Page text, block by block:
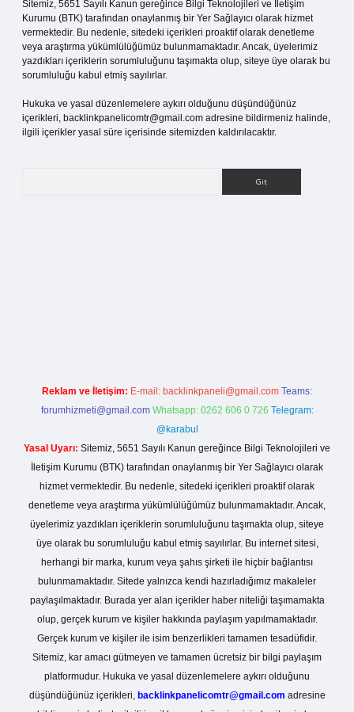
Sitemiz, 5651 Sayılı Kanun gereğince Bilgi Teknolojileri ve İletişim
Kurumu (BTK) tarafından onaylanmış bir Yer Sağlayıcı olarak hizmet
vermektedir. Bu nedenle, sitedeki içerikleri proaktif olarak denetleme
veya araştırma yükümlülüğümüz bulunmamaktadır. Ancak, üyelerimiz
yazdıkları içeriklerin sorumluluğunu taşımakta olup, siteye üye olarak bu
sorumluluğu kabul etmiş sayılırlar.
Hukuka ve yasal düzenlemelere aykırı olduğunu düşündüğünüz
içerikleri, backlinkpanelicomtr@gmail.com adresine bildirmeniz halinde,
ilgili içerikler yasal süre içerisinde sitemizden kaldırılacaktır.
Reklam ve İletişim: E-mail: backlinkpaneli@gmail.com Teams:
forumhizmeti@gmail.com Whatsapp: 0262 606 0 726 Telegram:
@karabul
Yasal Uyarı: Sitemiz, 5651 Sayılı Kanun gereğince Bilgi Teknolojileri ve
İletişim Kurumu (BTK) tarafından onaylanmış bir Yer Sağlayıcı olarak
hizmet vermektedir. Bu nedenle, sitedeki içerikleri proaktif olarak
denetleme veya araştırma yükümlülüğümüz bulunmamaktadır. Ancak,
üyelerimiz yazdıkları içeriklerin sorumluluğunu taşımakta olup, siteye
üye olarak bu sorumluluğu kabul etmiş sayılırlar. Bu internet sitesi,
herhangi bir marka, kurum veya şahıs şirketi ile hiçbir bağlantısı
bulunmamaktadır. Sitede yalnızca kendi hazırladığımız makaleler
paylaşılmaktadır. Burada yer alan içerikler haber niteliği taşımamakta
olup, gerçek kurum ve kişiler hakkında paylaşım yapılmamaktadır.
Gerçek kurum ve kişiler ile isim benzerlikleri tamamen tesadüfidir.
Sitemiz, kar amacı gütmeyen ve tamamen ücretsiz bir bilgi paylaşım
platformudur. Hukuka ve yasal düzenlemelere aykırı olduğunu
düşündüğünüz içerikleri, backlinkpanelicomtr@gmail.com adresine